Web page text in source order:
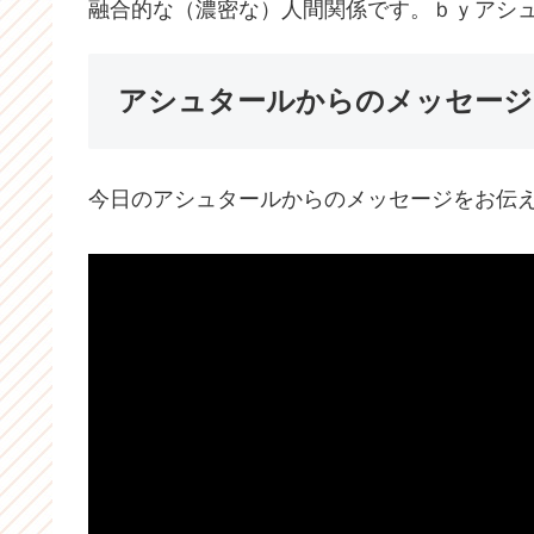
融合的な（濃密な）人間関係です。ｂｙアシ
アシュタールからのメッセージ
今日のアシュタールからのメッセージをお伝